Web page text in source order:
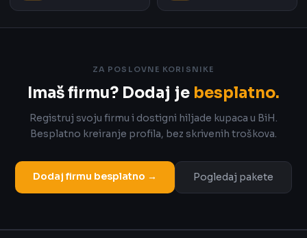
ZA POSLOVNE KORISNIKE
Imaš firmu? Dodaj je besplatno.
Registruj svoju firmu i dostigni hiljade kupaca u BiH.
Besplatno kreiranje profila, bez skrivenih troškova.
Dodaj firmu besplatno → Pogledaj pakete